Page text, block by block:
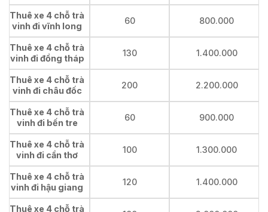
Thuê xe 4 chỗ trà
vinh đi vĩnh long
60 800.000
Thuê xe 4 chỗ trà
vinh đi đồng tháp
130 1.400.000
Thuê xe 4 chỗ trà
vinh đi châu đốc
200 2.200.000
Thuê xe 4 chỗ trà
vinh đi bến tre
60 900.000
Thuê xe 4 chỗ trà
vinh đi cần thơ
100 1.300.000
Thuê xe 4 chỗ trà
vinh đi hậu giang
120 1.400.000
Thuê xe 4 chỗ trà